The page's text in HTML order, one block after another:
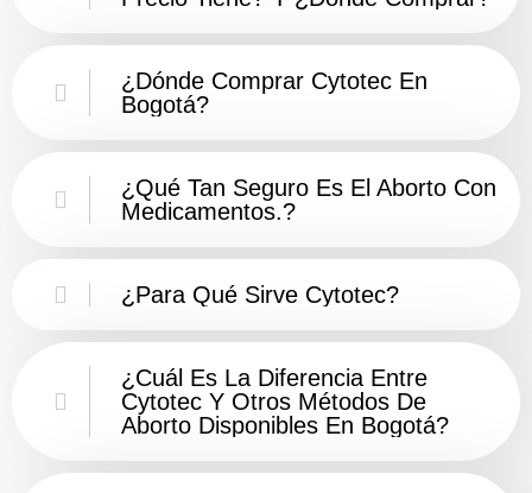
¿Dónde Comprar Cytotec En
Bogotá?
¿Qué Tan Seguro Es El Aborto Con
Medicamentos.?
¿Para Qué Sirve Cytotec?
¿Cuál Es La Diferencia Entre
Cytotec Y Otros Métodos De
Aborto Disponibles En Bogotá?